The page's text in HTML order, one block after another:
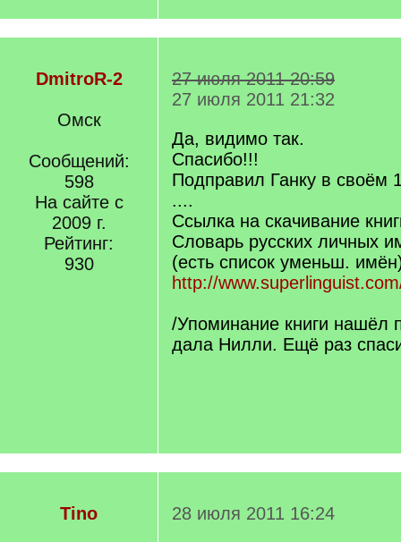
DmitroR-2
Омск
Сообщений:
598
На сайте с
2009 г.
Рейтинг:
930
27 июля 2011 20:59
27 июля 2011 21:32
Да, видимо так.
Спасибо!!!
Подправил Ганку в своём
....
Ссылка на скачивание
Словарь русских личных
(есть список уменьш.
http://
/Упоминание книги нашёл
дала Нилли. Ещё раз
Tino
28 июля 2011 16:24